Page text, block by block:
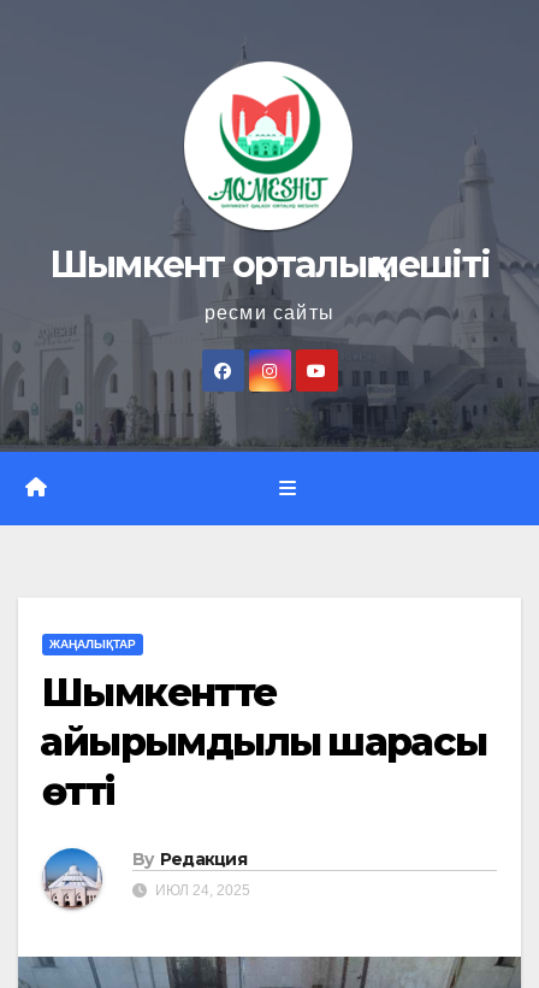
Шымкент орталық мешіті
ресми сайты
ЖАҢАЛЫҚТАР
Шымкентте
қайырымдылық шарасы
өтті
By Редакция
ИЮЛ 24, 2025